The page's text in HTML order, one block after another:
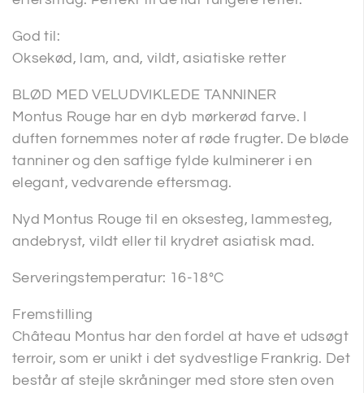
God til:
Oksekød, lam, and, vildt, asiatiske retter
BLØD MED VELUDVIKLEDE TANNINER
Montus Rouge har en dyb mørkerød farve. I
duften fornemmes noter af røde frugter. De bløde
tanniner og den saftige fylde kulminerer i en
elegant, vedvarende eftersmag.
Nyd Montus Rouge til en oksesteg, lammesteg,
andebryst, vildt eller til krydret asiatisk mad.
Serveringstemperatur: 16-18°C
Fremstilling
Château Montus har den fordel at have et udsøgt
terroir, som er unikt i det sydvestlige Frankrig. Det
består af stejle skråninger med store sten oven